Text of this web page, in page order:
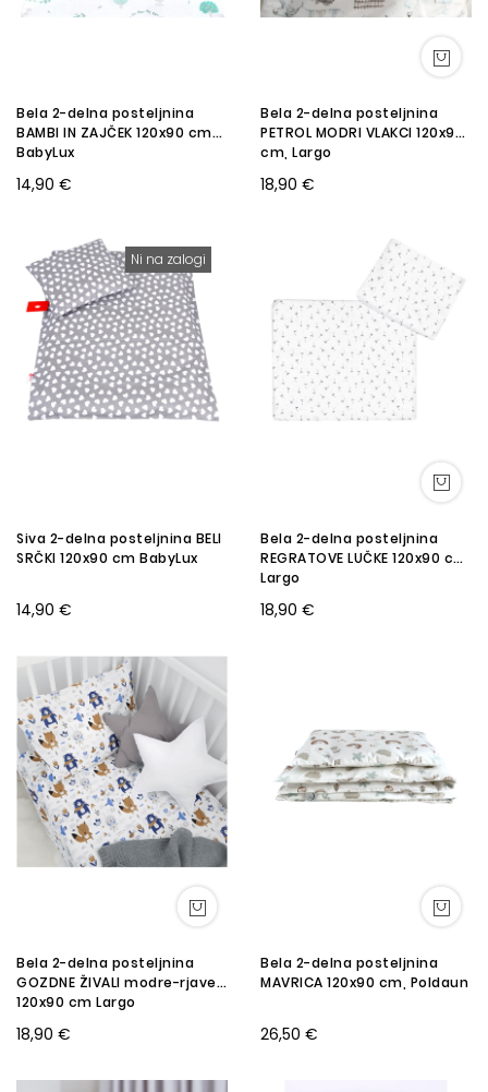
Bela 2-delna posteljnina
BAMBI IN ZAJČEK 120x90 cm
BabyLux
14,90 €
Bela 2-delna posteljnina
PETROL MODRI VLAKCI 120x90
cm, Largo
18,90 €
Ni na zalogi
Siva 2-delna posteljnina BELI
SRČKI 120x90 cm BabyLux
14,90 €
Bela 2-delna posteljnina
REGRATOVE LUČKE 120x90 cm
Largo
18,90 €
Bela 2-delna posteljnina
GOZDNE ŽIVALI modre-rjave
120x90 cm Largo
18,90 €
Bela 2-delna posteljnina
MAVRICA 120x90 cm, Poldaun
26,50 €